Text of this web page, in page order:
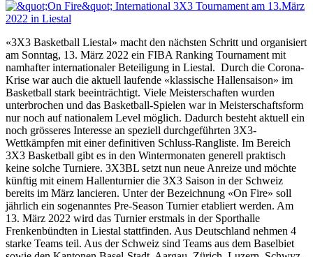
«3X3 Basketball Liestal» macht den nächsten Schritt und organisiert
am Sonntag, 13. März 2022 ein FIBA Ranking Tournament mit
namhafter internationaler Beteiligung in Liestal. Durch die Corona-
Krise war auch die aktuell laufende «klassische Hallensaison» im
Basketball stark beeinträchtigt. Viele Meisterschaften wurden
unterbrochen und das Basketball-Spielen war in Meisterschaftsform
nur noch auf nationalem Level möglich. Dadurch besteht aktuell ein
noch grösseres Interesse an speziell durchgeführten 3X3-
Wettkämpfen mit einer definitiven Schluss-Rangliste. Im Bereich
3X3 Basketball gibt es in den Wintermonaten generell praktisch
keine solche Turniere. 3X3BL setzt nun neue Anreize und möchte
künftig mit einem Hallenturnier die 3X3 Saison in der Schweiz
bereits im März lancieren. Unter der Bezeichnung «On Fire» soll
jährlich ein sogenanntes Pre-Season Turnier etabliert werden. Am
13. März 2022 wird das Turnier erstmals in der Sporthalle
Frenkenbündten in Liestal stattfinden. Aus Deutschland nehmen 4
starke Teams teil. Aus der Schweiz sind Teams aus dem Baselbiet